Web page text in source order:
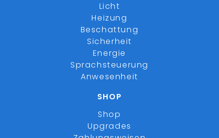
Licht
Heizung
Beschattung
Sicherheit
Energie
Sprachsteuerung
Anwesenheit
SHOP
Shop
Upgrades